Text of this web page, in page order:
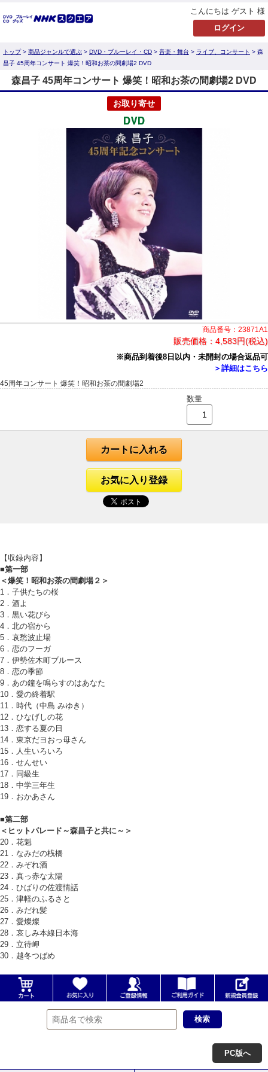
こんにちは ゲスト 様
トップ> 商品ジャンルで選ぶ > DVD・ブルーレイ・CD > 音楽・舞台 > ライブ、コンサート > 森
昌子 45周年コンサート 爆笑！昭和お茶の間劇場2 DVD
森昌子 45周年コンサート 爆笑！昭和お茶の間劇場2 DVD
お取り寄せ
商品番号：23871A1
販売価格： 4,583円(税込)
※商品到着後8日以内・未開封の場合返品可
＞詳細はこちら
45周年コンサート 爆笑！昭和お茶の間劇場2
数量
カートに入れる
お気に入り登録
【収録内容】
■第一部
＜爆笑！昭和お茶の間劇場２＞
1．子供たちの桜
2．酒よ
3．黒い花びら
4．北の宿から
5．哀愁波止場
6．恋のフーガ
7．伊勢佐木町ブルース
8．恋の季節
9．あの鐘を鳴らすのはあなた
10．愛の終着駅
11．時代（中島 みゆき）
12．ひなげしの花
13．恋する夏の日
14．東京だヨおっ母さん
15．人生いろいろ
16．せんせい
17．同級生
18．中学三年生
19．おかあさん
■第二部
＜ヒットパレード～森昌子と共に～＞
20．花魁
21．なみだの桟橋
22．みぞれ酒
23．真っ赤な太陽
24．ひばりの佐渡情話
25．津軽のふるさと
26．みだれ髪
27．愛燦燦
28．哀しみ本線日本海
29．立待岬
30．越冬つばめ
PC版へ